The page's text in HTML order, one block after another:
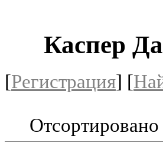
Каспер
[Регистрация] [